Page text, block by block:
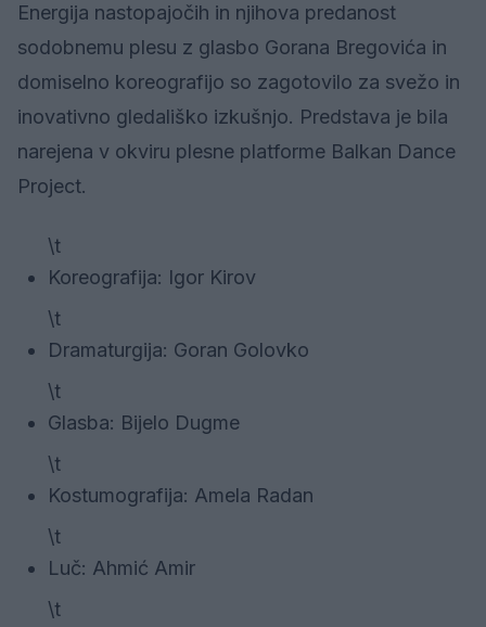
Energija nastopajočih in njihova predanost
sodobnemu plesu z glasbo Gorana Bregovića in
domiselno koreografijo so zagotovilo za svežo in
inovativno gledališko izkušnjo. Predstava je bila
narejena v okviru plesne platforme Balkan Dance
Project.
\t
Koreografija: Igor Kirov
\t
Dramaturgija: Goran Golovko
\t
Glasba: Bijelo Dugme
\t
Kostumografija: Amela Radan
\t
Luč: Ahmić Amir
\t